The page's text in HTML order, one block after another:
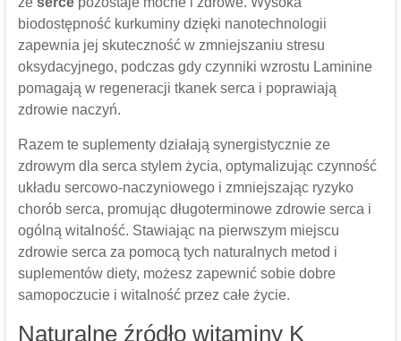
biodostępność kurkuminy dzięki nanotechnologii
zapewnia jej skuteczność w zmniejszaniu stresu
oksydacyjnego, podczas gdy czynniki wzrostu Laminine
pomagają w regeneracji tkanek serca i poprawiają
zdrowie naczyń.
Razem te suplementy działają synergistycznie ze
zdrowym dla serca stylem życia, optymalizując czynność
układu sercowo-naczyniowego i zmniejszając ryzyko
chorób serca, promując długoterminowe zdrowie serca i
ogólną witalność. Stawiając na pierwszym miejscu
zdrowie serca za pomocą tych naturalnych metod i
suplementów diety, możesz zapewnić sobie dobre
samopoczucie i witalność przez całe życie.
Naturalne źródło witaminy K